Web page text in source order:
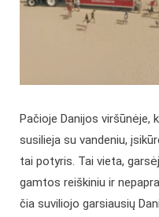
Pačioje Danijos viršūnėje,
susilieja su vandeniu,
tai potyris. Tai vieta,
gamtos reiškiniu ir
čia suviliojo garsiausių